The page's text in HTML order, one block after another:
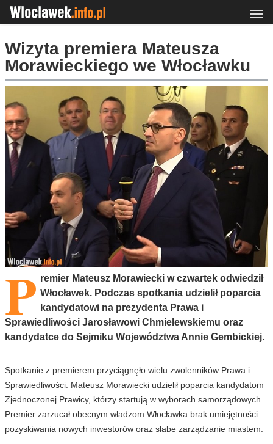
Wizyta premiera Mateusza
Morawieckiego we Włocławku
P remier Mateusz Morawiecki w czwartek odwiedził
Włocławek. Podczas spotkania udzielił poparcia
kandydatowi na prezydenta Prawa i
Sprawiedliwości Jarosławowi Chmielewskiemu oraz
kandydatce do Sejmiku Województwa Annie Gembickiej.
Spotkanie z premierem przyciągnęło wielu zwolenników Prawa i
Sprawiedliwości. Mateusz Morawiecki udzielił poparcia kandydatom
Zjednoczonej Prawicy, którzy startują w wyborach samorządowych.
Premier zarzucał obecnym władzom Włocławka brak umiejętności
pozyskiwania nowych inwestorów oraz słabe zarządzanie miastem.